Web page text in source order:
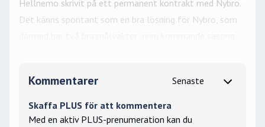
Hellnemo skrivit på ett permanent kontrakt med Nybro.
Det känns spontant som en bra lösning för Nybro, som
Kommentarer
Skaffa PLUS för att kommentera
Med en aktiv PLUS-prenumeration kan du